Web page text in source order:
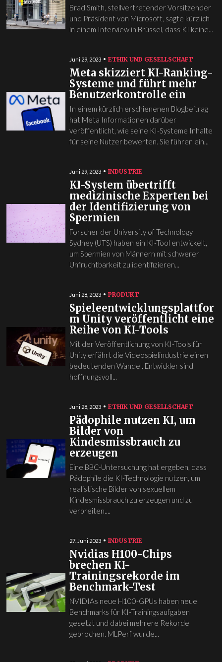
Brad Smith, stellvertretender Vorsitzender
und Präsident von Microsoft, sagte kürzlich
in einem Interview in Brüssel, dass KI keine...
Juni 29, 2023 ETHIK UND GESELLSCHAFT
Meta skizziert KI-Ranking-
Systeme und führt mehr
Benutzerkontrolle ein
In einem kürzlich erschienenen Blogbeitrag
hat Meta Informationen darüber
veröffentlicht, wie seine KI-Systeme Inhalte
für seine Nutzer bewerten. Sie führen ein...
Juni 29, 2023 INDUSTRIE
KI-System übertrifft
medizinische Experten bei
der Identifizierung von
Spermien
Forscher der University of Technology
Sydney (UTS) haben ein KI-Tool entwickelt,
um Spermien von Männern mit schwerer
Unfruchtbarkeit zu identifizieren...
Juni 28, 2023 PRODUKT
Spieleentwicklungsplattfor
m Unity veröffentlicht eine
Reihe von KI-Tools
Mit der Veröffentlichung von KI-Tools für
Unity erfährt die Videospielindustrie einen
bedeutenden Wandel. Entwickler sind
hoffnungsvoll...
Juni 28, 2023 ETHIK UND GESELLSCHAFT
Pädophile nutzen KI, um
Bilder von
Kindesmissbrauch zu
erzeugen
Eine BBC-Untersuchung hat ergeben, dass
Pädophile die KI-Technologie nutzen, um
realistische Bilder von sexuellem
Kindesmissbrauch zu erzeugen und zu
verbreiten....
27. Juni 2023 INDUSTRIE
Nvidias H100-Chips
brechen KI-
Trainingsrekorde im
Benchmark-Test
NVIDIAs neue H100-GPUs haben neue
Benchmarks für KI-Trainingsaufgaben
gesetzt und dabei mehrere Rekorde
gebrochen. MLPerf wurde...